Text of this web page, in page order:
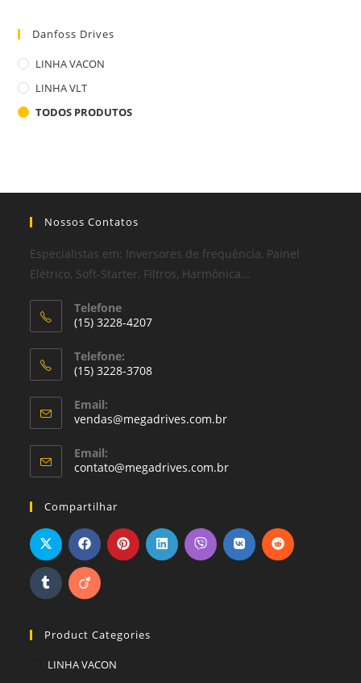
Danfoss Drives
LINHA VACON
LINHA VLT
TODOS PRODUTOS
Nossos Contatos
Especialistas em: Inversores de frequência, Painel
Elétrico, Soft-Starter, Filtros, Harmônica…
Telefone
(15) 3228-4207
Telefone:
(15) 3228-3708
Email:
vendas@megadrives.com.br
Email:
contato@megadrives.com.br
Compartilhar
Product Categories
LINHA VACON